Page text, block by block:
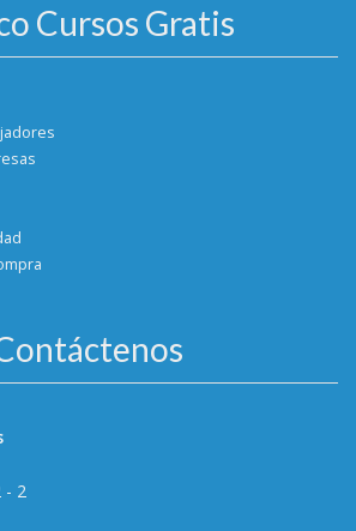
Cursos Gratis
- 2